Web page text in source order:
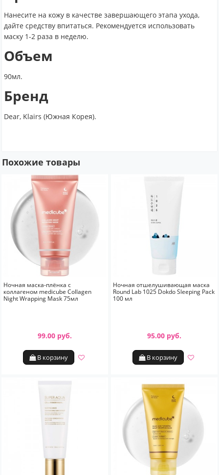
Нанесите на кожу в качестве завершающего этапа ухода,
дайте средству впитаться. Рекомендуется использовать
маску 1-2 раза в неделю.
Объем
90мл.
Бренд
Dear, Klairs (Южная Корея).
Похожие товары
Ночная маска-плёнка с
коллагеном medicube Collagen
Night Wrapping Mask 75мл
99.00 руб.
В корзину
Ночная отшелушивающая маска
Round Lab 1025 Dokdo Sleeping Pack
100 мл
95.00 руб.
В корзину